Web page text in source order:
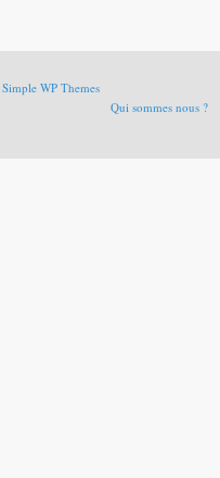
Simple WP Themes
Qui sommes nous ?